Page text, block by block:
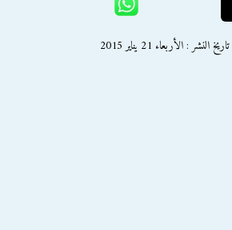
: الأربعاء 21 يناير 2015